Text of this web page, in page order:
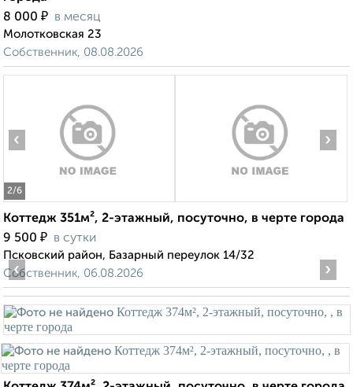
8 000 ₽ в месяц
Молотковская 23
Собственник, 08.08.2026
2/6
‹ ›
Коттедж 351м², 2-этажный, посуточно, в черте города
9 500 ₽ в сутки
Псковский район, Базарный переулок 14/32
Собственник, 06.08.2026
‹ ›